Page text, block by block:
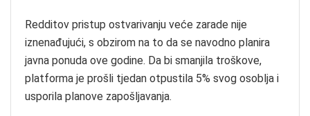
Redditov pristup ostvarivanju veće zarade nije
iznenađujući, s obzirom na to da se navodno planira
javna ponuda ove godine. Da bi smanjila troškove,
platforma je prošli tjedan otpustila 5% svog osoblja i
usporila planove zapošljavanja.